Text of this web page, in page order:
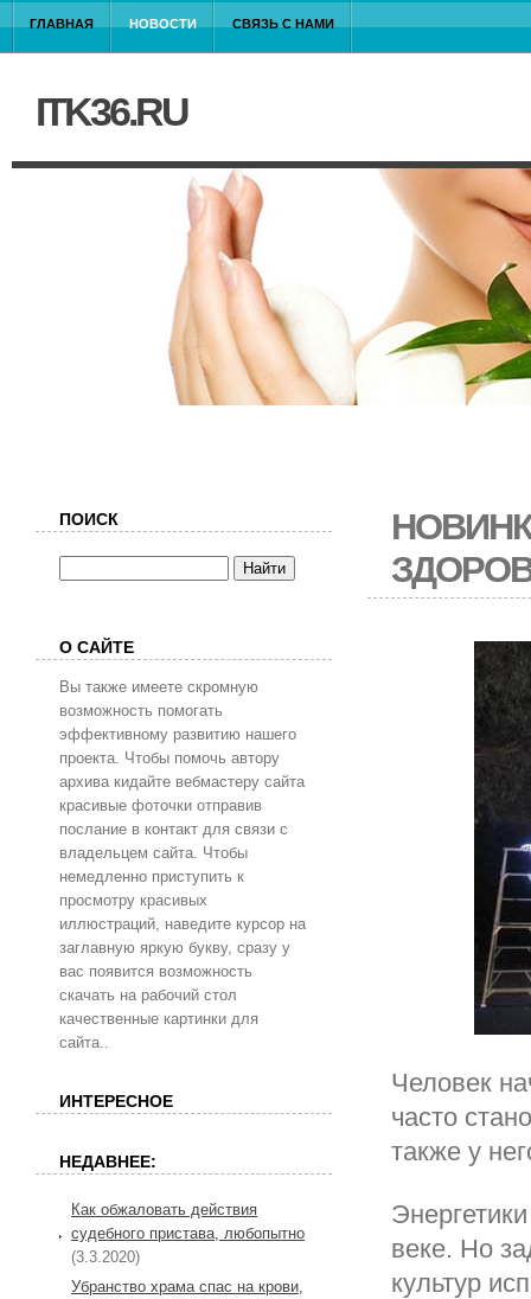
ГЛАВНАЯ НОВОСТИ СВЯЗЬ С НАМИ
ITK36.RU
Человек
часто
также у
веке. Но
культур
ПОИСК
О САЙТЕ
Вы также имеете скромную
возможность помогать
эффективному развитию нашего
проекта. Чтобы помочь автору
архива кидайте вебмастеру сайта
красивые фоточки отправив
послание в контакт для связи с
владельцем сайта. Чтобы
немедленно приступить к
просмотру красивых
иллюстраций, наведите курсор на
заглавную яркую букву, сразу у
вас появится возможность
скачать на рабочий стол
качественные картинки для
сайта..
ИНТЕРЕСНОЕ
НЕДАВНЕЕ:
Как обжаловать действия
судебного пристава, любопытно
(3.3.2020)
Убранство храма спас на крови,